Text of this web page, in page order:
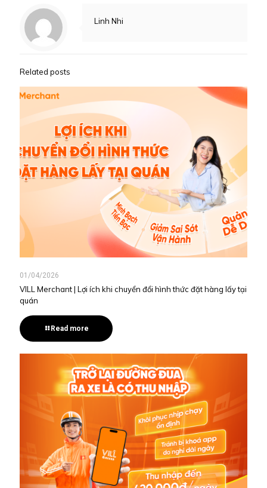
Linh Nhi
Related posts
01/04/2026
VILL Merchant | Lợi ích khi chuyển đổi hình thức đặt hàng lấy tại
quán
Read more